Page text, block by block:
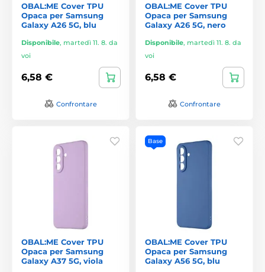
OBAL:ME Cover TPU
Opaca per Samsung
Galaxy A26 5G, blu
Disponibile, martedì 11. 8. da
voi
6,58 €
Confrontare
OBAL:ME Cover TPU
Opaca per Samsung
Galaxy A26 5G, nero
Disponibile, martedì 11. 8. da
voi
6,58 €
Confrontare
OBAL:ME Cover TPU
Opaca per Samsung
Galaxy A37 5G, viola
Base
OBAL:ME Cover TPU
Opaca per Samsung
Galaxy A56 5G, blu